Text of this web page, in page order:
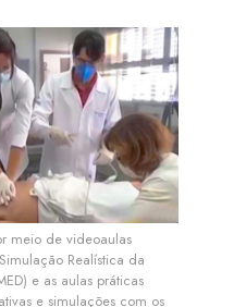
meio de videoaulas
Realística da
e as aulas práticas
e simulações com os